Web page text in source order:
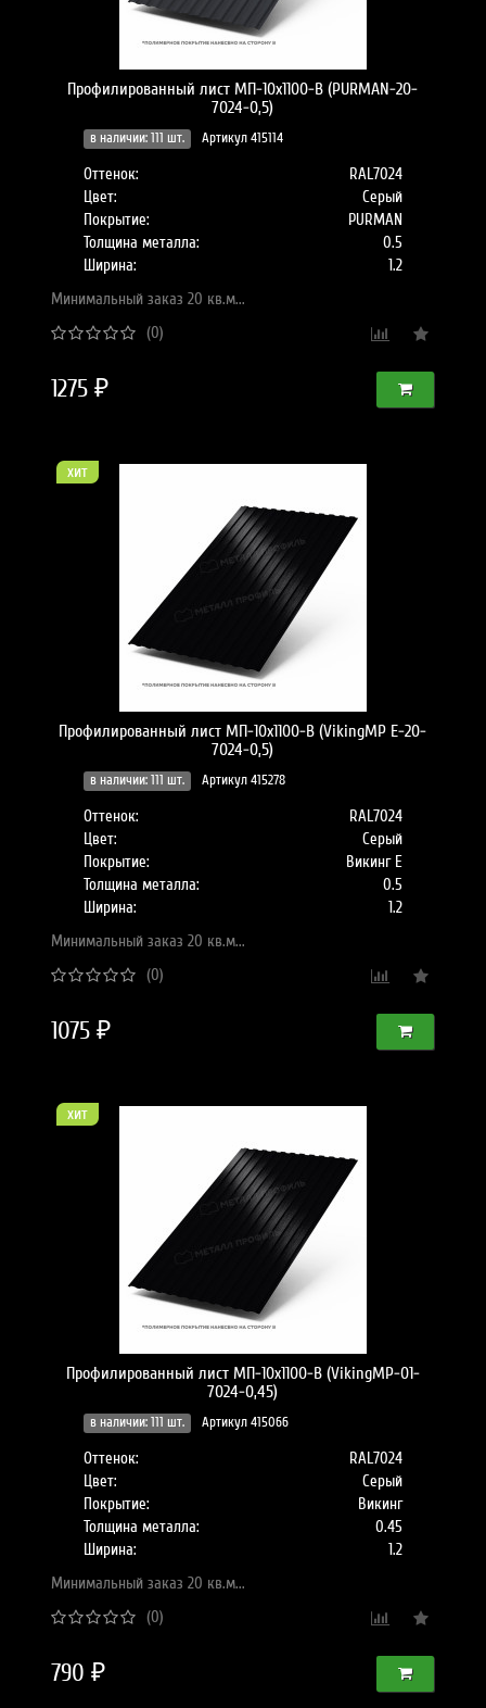
Профилированный лист МП-10x1100-B (PURMAN-20-
7024-0,5)
в наличии: 111 шт. Артикул 415114
Оттенок:
RAL7024
Цвет:
Серый
Покрытие:
PURMAN
Толщина металла:
0.5
Ширина:
1.2
Минимальный заказ 20 кв.м...
(0)
1275 ₽
хит
Профилированный лист МП-10x1100-B (VikingMP E-20-
7024-0,5)
в наличии: 111 шт. Артикул 415278
Оттенок:
RAL7024
Цвет:
Серый
Покрытие:
Викинг Е
Толщина металла:
0.5
Ширина:
1.2
Минимальный заказ 20 кв.м...
(0)
1075 ₽
хит
Профилированный лист МП-10x1100-B (VikingMP-01-
7024-0,45)
в наличии: 111 шт. Артикул 415066
Оттенок:
RAL7024
Цвет:
Серый
Покрытие:
Викинг
Толщина металла:
0.45
Ширина:
1.2
Минимальный заказ 20 кв.м...
(0)
790 ₽